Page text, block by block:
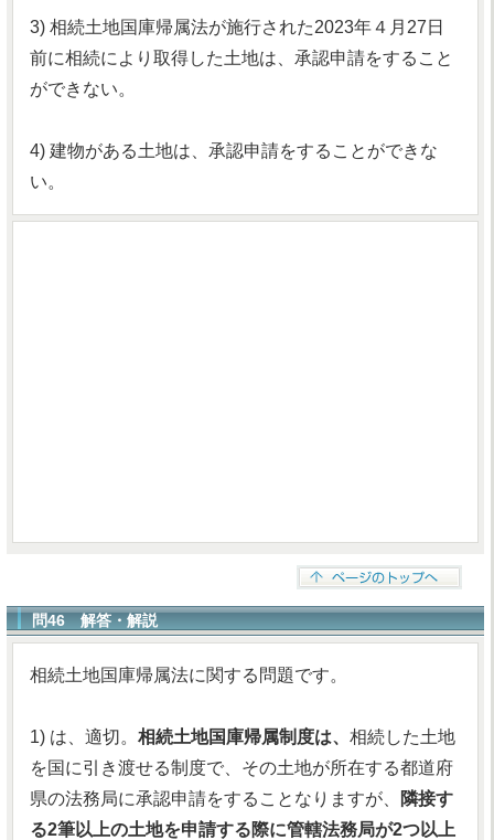
3) 相続土地国庫帰属法が施行された2023年４月27日
前に相続により取得した土地は、承認申請をすること
ができない。
4) 建物がある土地は、承認申請をすることができな
い。
問46 解答・解説
相続土地国庫帰属法に関する問題です。
1) は、適切。 相続土地国庫帰属制度は、 相続した土地
を国に引き渡せる制度で、その土地が所在する都道府
県の法務局に承認申請をすることなりますが、
隣接す
る2筆以上の土地を申請する際に管轄法務局が2つ以上